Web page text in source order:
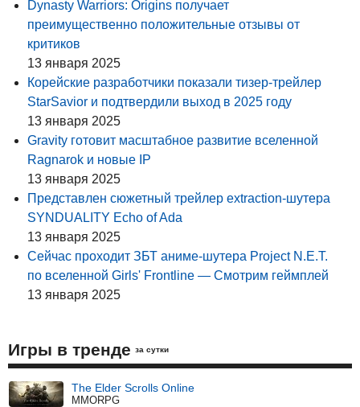
Dynasty Warriors: Origins получает
преимущественно положительные отзывы от
критиков
13 января 2025
Корейские разработчики показали тизер-трейлер
StarSavior и подтвердили выход в 2025 году
13 января 2025
Gravity готовит масштабное развитие вселенной
Ragnarok и новые IP
13 января 2025
Представлен сюжетный трейлер extraction-шутера
SYNDUALITY Echo of Ada
13 января 2025
Сейчас проходит ЗБТ аниме-шутера Project N.E.T.
по вселенной Girls' Frontline — Смотрим геймплей
13 января 2025
Игры в тренде за сутки
The Elder Scrolls Online
MMORPG